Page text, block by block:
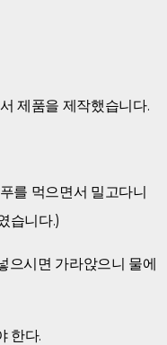
제품을 제작했습니다.
를 먹으면서 밀고다니
습니다.)
으시면 가라앉으니 물에
한다.